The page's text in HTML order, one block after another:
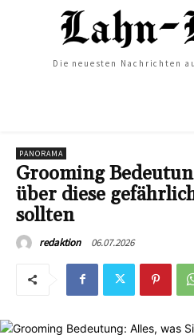
Die neuesten Nachrichten
PANORAMA
Grooming
über diese
sollten
redaktion 06.07.2026